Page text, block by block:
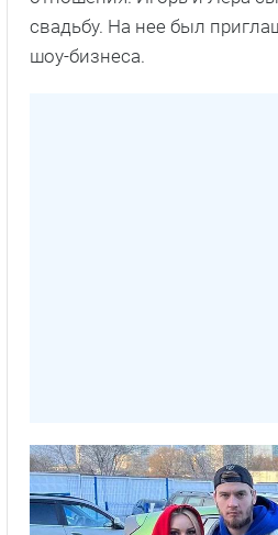
свадьбу. На нее был
шоу-бизнеса.